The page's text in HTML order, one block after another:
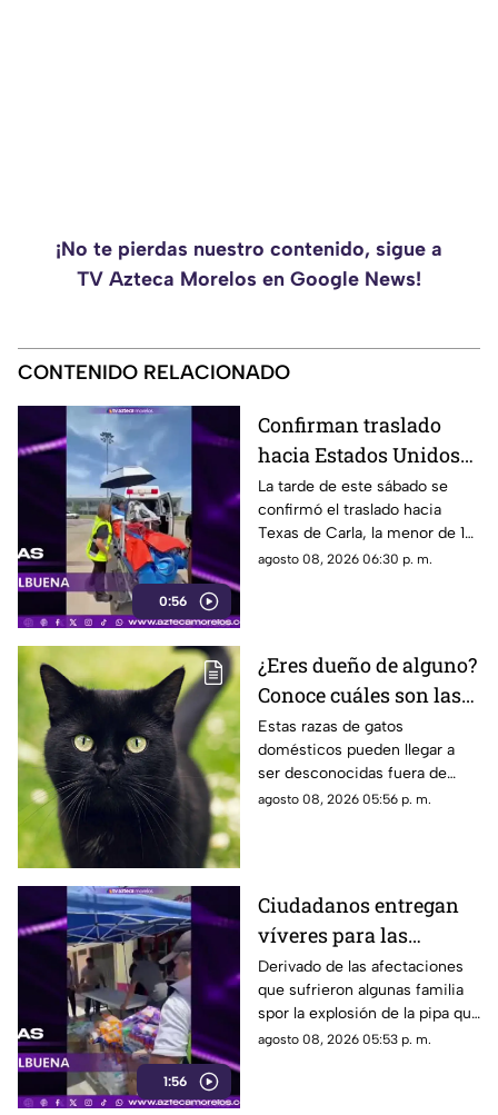
¡No te pierdas nuestro contenido, sigue a
TV Azteca Morelos en Google News!
CONTENIDO RELACIONADO
0:56
Confirman traslado
hacia Estados Unidos
de menor que sufrió
quemadura en la
explosión de gas LP en
Cuernavaca
La tarde de este sábado se
confirmó el traslado hacia
Texas de Carla, la menor de 15
años que resultó gravemente
agosto 08, 2026 06:30 p. m.
¿Eres dueño de alguno?
Conoce cuáles son las
cinco razas más raras
de gatos domésticos en
todo el mundo
Estas razas de gatos
domésticos pueden llegar a
ser desconocidas fuera de
círculos especializados, y
agosto 08, 2026 05:56 p. m.
1:56
Ciudadanos entregan
víveres para las
familias afectadas por
la explosión de pipa en
Cuernavaca
Derivado de las afectaciones
que sufrieron algunas familia
spor la explosión de la pipa que
transportaba gas LP,
agosto 08, 2026 05:53 p. m.